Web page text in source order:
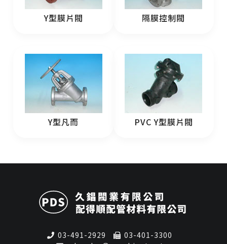
Y型膜片閥 隔膜控制閥
Y型凡而 PVC Y型膜片閥
03-491-2929
03-401-3300